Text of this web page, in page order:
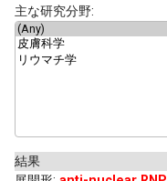
主な研究分野:
結果